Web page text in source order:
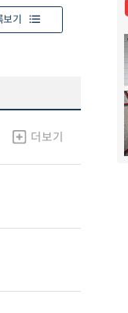
보기
더보기